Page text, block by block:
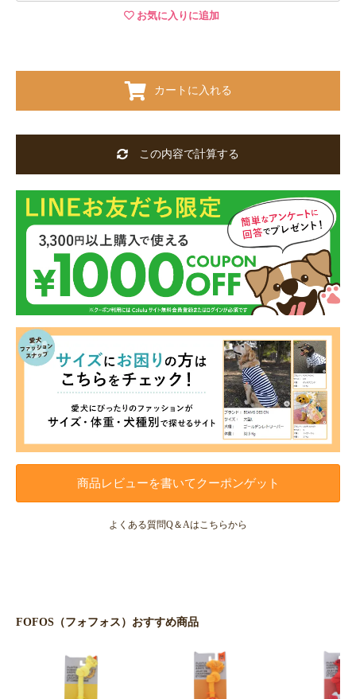
お気に入りに追加
カートに入れる
この内容で計算する
商品レビューを書いてクーポンゲット
よくある質問Q＆Aはこちらから
FOFOS（フォフォス）おすすめ商品